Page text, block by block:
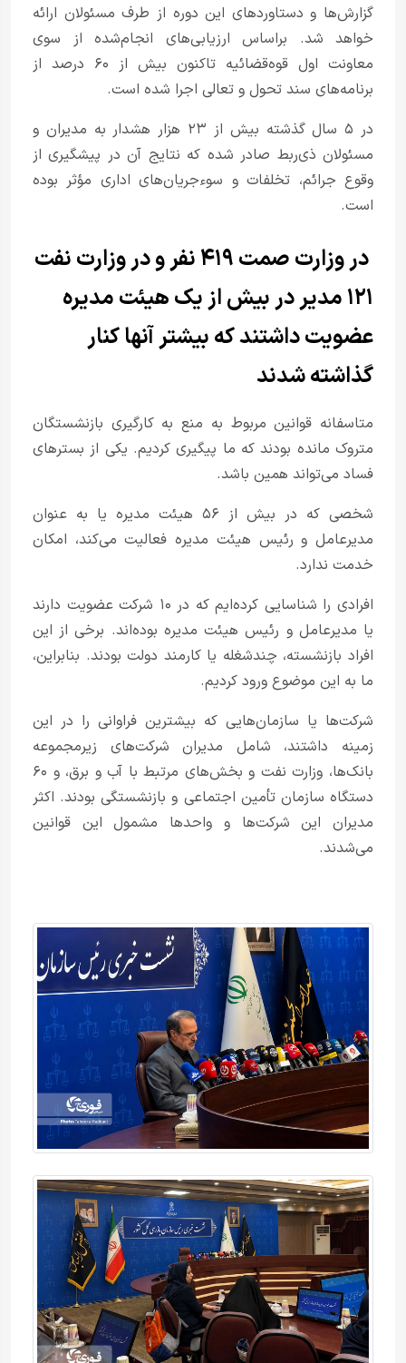
گزارش‌ها و دستاوردهای این دوره از طرف مسئولان ارائه
خواهد شد. براساس ارزیابی‌های انجام‌شده از سوی
معاونت اول قوه‌قضائیه تاکنون بیش از ۶۰ درصد از
برنامه‌های سند تحول و تعالی اجرا شده است.
در ۵ سال گذشته بیش از ۲۳ هزار هشدار به مدیران و
مسئولان ذی‌ربط صادر شده که نتایج آن در پیشگیری از
وقوع جرائم، تخلفات و سوءجریان‌های اداری مؤثر بوده
است.
در وزارت صمت ۴۱۹ نفر و در وزارت نفت
۱۲۱ مدیر در بیش از یک هیئت مدیره
عضویت داشتند که بیشتر آنها کنار
گذاشته شدند
متاسفانه قوانین مربوط به منع به کارگیری بازنشستگان
متروک مانده بودند که ما پیگیری کردیم. یکی از بسترهای
فساد می‌تواند همین باشد.
شخصی که در بیش از ۵۶ هیئت مدیره یا به عنوان
مدیرعامل و رئیس هیئت مدیره فعالیت می‌کند، امکان
خدمت ندارد.
افرادی را شناسایی کرده‌ایم که در ۱۰ شرکت عضویت دارند
یا مدیرعامل و رئیس هیئت مدیره بوده‌اند. برخی از این
افراد بازنشسته، چندشغله یا کارمند دولت بودند. بنابراین،
ما به این موضوع ورود کردیم.
شرکت‌ها یا سازمان‌هایی که بیشترین فراوانی را در این
زمینه داشتند، شامل مدیران شرکت‌های زیرمجموعه
بانک‌ها، وزارت نفت و بخش‌های مرتبط با آب و برق، و ۶۰
دستگاه سازمان تأمین اجتماعی و بازنشستگی بودند. اکثر
مدیران این شرکت‌ها و واحدها مشمول این قوانین
می‌شدند.